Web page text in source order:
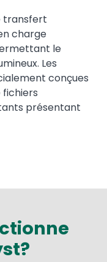
transfert
charge
le
Les
conçues
présentant